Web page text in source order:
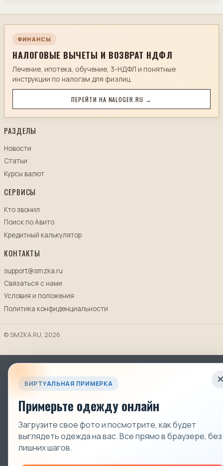
ФИНАНСЫ
НАЛОГОВЫЕ ВЫЧЕТЫ И ВОЗВРАТ НДФЛ
Лечение, ипотека, обучение, 3-НДФЛ и понятные
инструкции по налогам для физлиц.
ПЕРЕЙТИ НА NALOGER.RU →
РАЗДЕЛЫ
Новости
Статьи
Курсы валют
СЕРВИСЫ
Кто звонил
Поиск по Авито
Кредитный калькулятор
КОНТАКТЫ
support@smzka.ru
Связаться с нами
Условия и положения
Политика конфиденциальности
© SMZKA.RU, 2026
ВИРТУАЛЬНАЯ ПРИМЕРКА
Примерьте одежду онлайн
Загрузите свое фото и посмотрите, как будет
выглядеть одежда на вас. Все прямо в браузере, без
лишних шагов.